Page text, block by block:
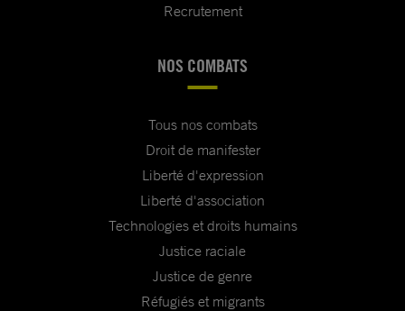
Recrutement
NOS COMBATS
Tous nos combats
Droit de manifester
Liberté d'expression
Liberté d'association
Technologies et droits humains
Justice raciale
Justice de genre
Réfugiés et migrants